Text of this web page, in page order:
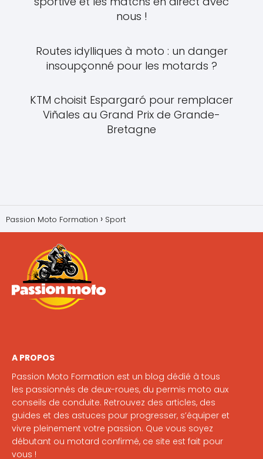
nous !
Routes idylliques à moto : un danger
insoupçonné pour les motards ?
KTM choisit Espargaró pour remplacer
Viñales au Grand Prix de Grande-
Bretagne
Passion Moto Formation Sport
A PROPOS
Passion Moto Formation est un blog dédié à tous
les passionnés de deux-roues, du permis moto aux
conseils de conduite. Retrouvez des articles, des
guides et des astuces pour progresser, s’équiper et
vivre pleinement votre passion. Que vous soyez
débutant ou motard confirmé, ce site est fait pour
vous !